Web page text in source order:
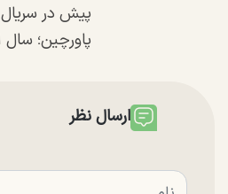
پیش در سریال
پاورچین؛ سال ۱۳۸۱
ارسال نظر